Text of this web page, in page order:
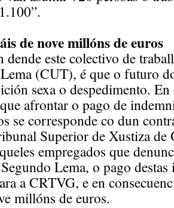
de nove millóns de euros
dende este colectivo de
(CUT), é que o futuro
sexa o despedimento. En
afrontar o pago de
se corresponde co dun
Superior de Xustiza de
empregados que
Lema, o pago
a CRTVG, e en
millóns de euros.